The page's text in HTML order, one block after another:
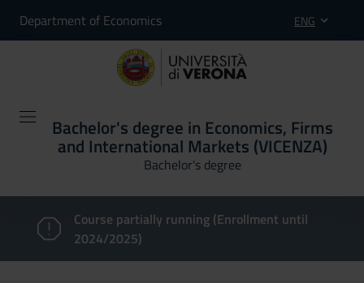
Department of Economics ENG
Bachelor's degree in Economics, Firms
and International Markets (VICENZA)
Bachelor's degree
Course partially running (Enrollment until
2024/2025)